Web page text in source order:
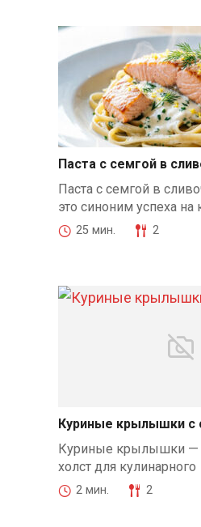
Паста с семгой в
Паста с семгой в
это синоним успеха на
25 мин. 2
Куриные крылышки с
Куриные крылышки —
холст для кулинарного
2 мин. 2